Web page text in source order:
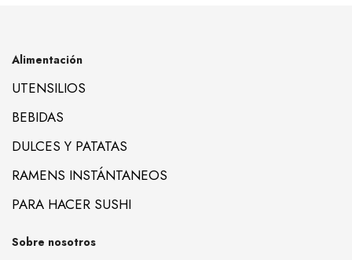
Alimentación
UTENSILIOS
BEBIDAS
DULCES Y PATATAS
RAMENS INSTÁNTANEOS
PARA HACER SUSHI
Sobre nosotros